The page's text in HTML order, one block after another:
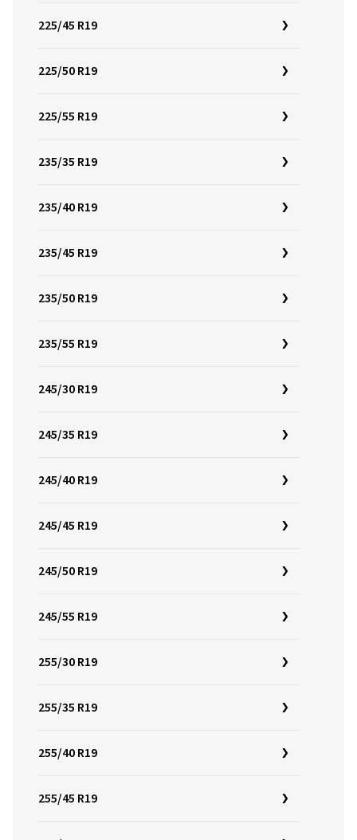
225/45 R19
225/50 R19
225/55 R19
235/35 R19
235/40 R19
235/45 R19
235/50 R19
235/55 R19
245/30 R19
245/35 R19
245/40 R19
245/45 R19
245/50 R19
245/55 R19
255/30 R19
255/35 R19
255/40 R19
255/45 R19